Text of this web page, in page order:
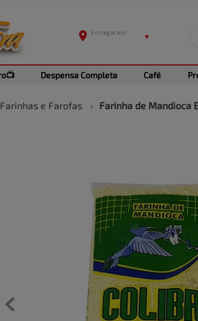
Despensa Completa Café
Farinhas e Farofas Farinha de Mandioca
1
leite
frango